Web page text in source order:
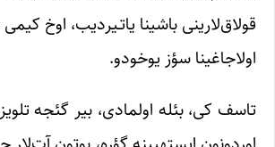
قولاق‌لارینی باشینا یاتـیردیب، اوخ
اولاجاغینا سؤز یوخودو.